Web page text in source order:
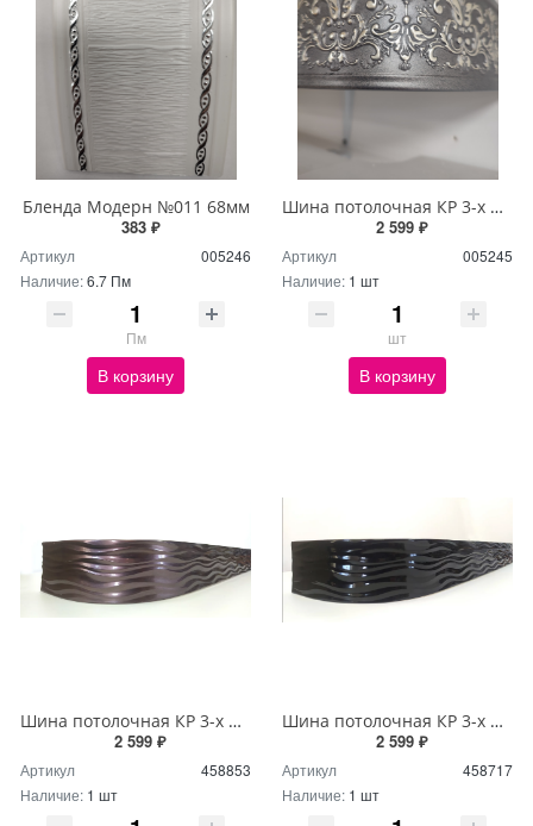
Бленда Модерн №011 68мм
383 ₽
Артикул
005246
Наличие:6.7 Пм
Пм
В корзину
Шина потолочная КР 3-х ряд 3м с блендой+повороты Дамаск серый
2 599 ₽
Артикул
005245
Наличие: 1 шт
шт
В корзину
Шина потолочная КР 3-х ряд 3м с блендой+повороты Бриз №204 7см
2 599 ₽
Артикул
458853
Наличие: 1 шт
Шина потолочная КР 3-х ряд 3м с блендой+повороты Бриз №44 7см
2 599 ₽
Артикул
458717
Наличие: 1 шт